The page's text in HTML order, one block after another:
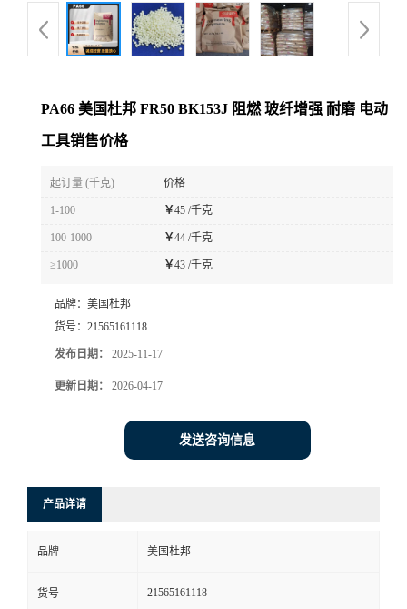
展
证
留
PA66 美国杜邦 FR50 BK153J 阻燃 玻纤增强 耐磨 电动
工具销售价格
起订量 (千克) 价格
1-100 ￥45 /千克
100-1000 ￥44 /千克
≥1000 ￥43 /千克
品牌： 美国杜邦
货号： 21565161118
发布日期： 2025-11-17
更新日期： 2026-04-17
发送咨询信息
产品详请
品牌 美国杜邦
货号 21565161118